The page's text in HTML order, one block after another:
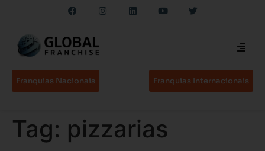
Franquias Nacionais Franquias Internacionais
Tag: pizzarias